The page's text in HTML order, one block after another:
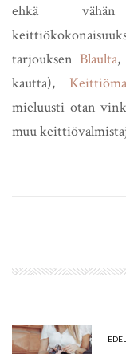
ehkä vähän
tarjouksen Blaulta,
kautta),
mieluusti otan
muu